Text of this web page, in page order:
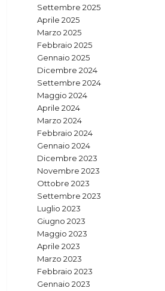
Settembre 2025
Aprile 2025
Marzo 2025
Febbraio 2025
Gennaio 2025
Dicembre 2024
Settembre 2024
Maggio 2024
Aprile 2024
Marzo 2024
Febbraio 2024
Gennaio 2024
Dicembre 2023
Novembre 2023
Ottobre 2023
Settembre 2023
Luglio 2023
Giugno 2023
Maggio 2023
Aprile 2023
Marzo 2023
Febbraio 2023
Gennaio 2023